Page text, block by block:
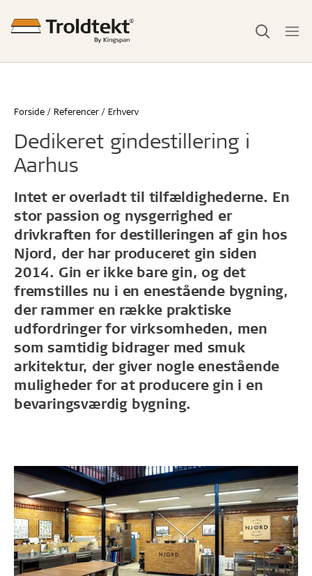
Forside Referencer Erhverv
Dedikeret gindestillering i
Aarhus
Intet er overladt til tilfældighederne. En
stor passion og nysgerrighed er
drivkraften for destilleringen af gin hos
Njord, der har produceret gin siden
2014. Gin er ikke bare gin, og det
fremstilles nu i en enestående bygning,
der rammer en række praktiske
udfordringer for virksomheden, men
som samtidig bidrager med smuk
arkitektur, der giver nogle enestående
muligheder for at producere gin i en
bevaringsværdig bygning.